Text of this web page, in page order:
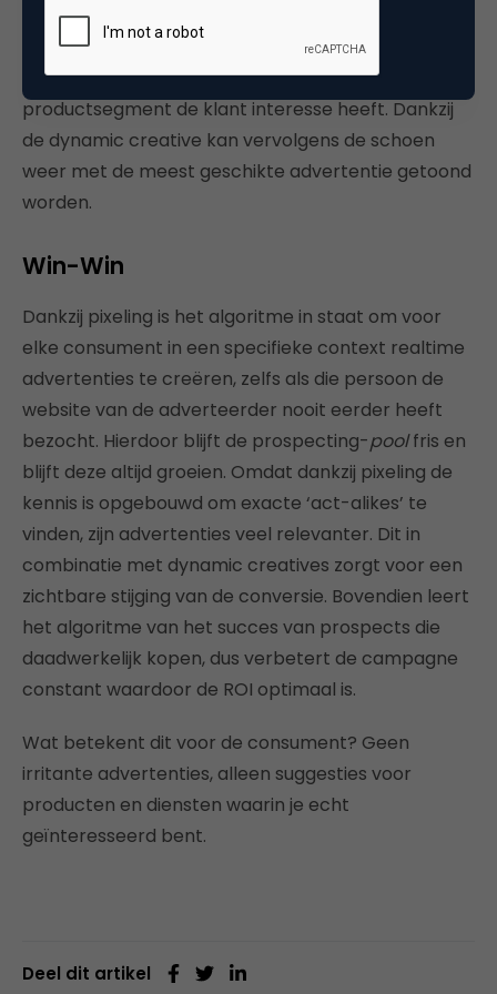
model dan een prospect tegenkomt op een veiling
(gebaseerd op website inhoud, tijd van de dag,
seizoen, etcetera), herkent het model ook in welk
productsegment de klant interesse heeft. Dankzij
de dynamic creative kan vervolgens de schoen
weer met de meest geschikte advertentie getoond
worden.
Win-Win
Dankzij pixeling is het algoritme in staat om voor
elke consument in een specifieke context realtime
advertenties te creëren, zelfs als die persoon de
website van de adverteerder nooit eerder heeft
bezocht. Hierdoor blijft de prospecting-poolfris en
blijft deze altijd groeien. Omdat dankzij pixeling de
kennis is opgebouwd om exacte ‘act-alikes’ te
vinden, zijn advertenties veel relevanter. Dit in
combinatie met dynamic creatives zorgt voor een
zichtbare stijging van de conversie. Bovendien leert
het algoritme van het succes van prospects die
daadwerkelijk kopen, dus verbetert de campagne
constant waardoor de ROI optimaal is.
Wat betekent dit voor de consument? Geen
irritante advertenties, alleen suggesties voor
producten en diensten waarin je echt
geïnteresseerd bent.
Deel dit artikel